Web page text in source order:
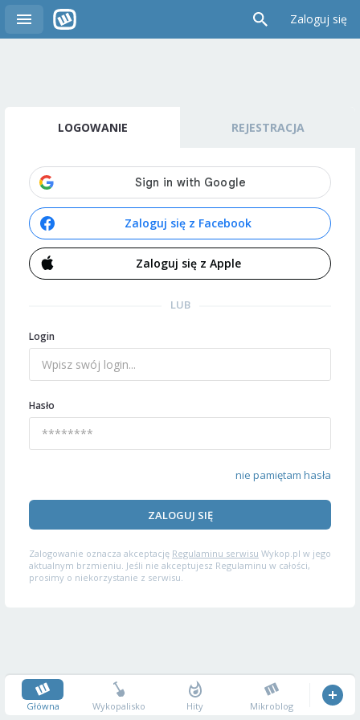
Zaloguj się
LOGOWANIE REJESTRACJA
Zaloguj się z Facebook
Zaloguj się z Apple
LUB
Login
Hasło
nie pamiętam hasła
ZALOGUJ SIĘ
Zalogowanie oznacza akceptację Regulaminu serwisu Wykop.pl w jego
aktualnym brzmieniu. Jeśli nie akceptujesz Regulaminu w całości,
prosimy o niekorzystanie z serwisu.
Główna Wykopalisko Hity Mikroblog